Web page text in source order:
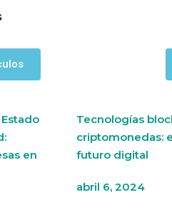
en
Tecnologías
criptomonedas:
futuro digital
abril 6, 2024